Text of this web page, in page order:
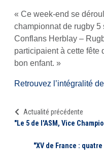
« Ce week-end se
championnat de rugby
Conflans Herblay –
participaient à cette fête
bon enfant. »
Retrouvez l’intégralité
Actualité précédente
"Le 5 de l'ASM, Vice
"XV de France :